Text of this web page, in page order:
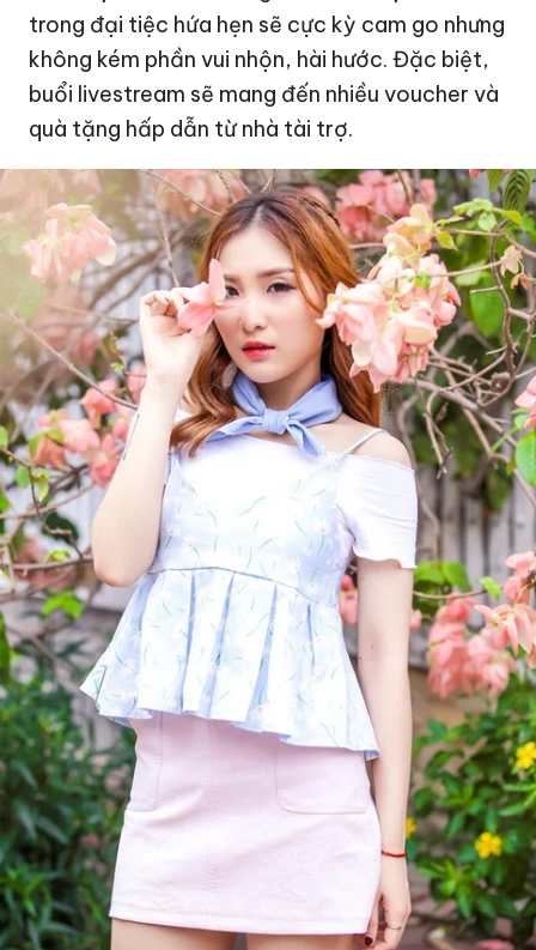
trong đại tiệc hứa hẹn sẽ cực kỳ cam go nhưng
không kém phần vui nhộn, hài hước. Đặc biệt,
buổi livestream sẽ mang đến nhiều voucher và
quà tặng hấp dẫn từ nhà tài trợ.